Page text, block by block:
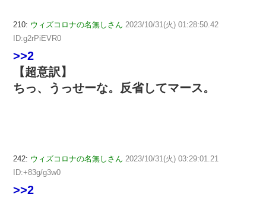
210: ウィズコロナの名無しさん 2023/10/31(火) 01:28:50.42
ID:g2rPiEVR0
>>2
【超意訳】
ちっ、うっせーな。反省してマース。
242: ウィズコロナの名無しさん 2023/10/31(火) 03:29:01.21
ID:+83g/g3w0
>>2